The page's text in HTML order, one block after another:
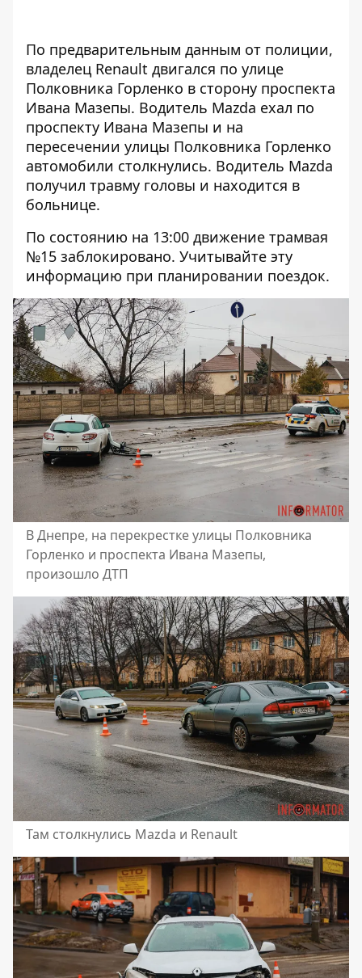
По предварительным данным от полиции,
владелец Renault двигался по улице
Полковника Горленко в сторону проспекта
Ивана Мазепы. Водитель Mazda ехал по
проспекту Ивана Мазепы и на
пересечении улицы Полковника Горленко
автомобили столкнулись. Водитель Mazda
получил травму головы и находится в
больнице.
По состоянию на 13:00 движение трамвая
№15 заблокировано. Учитывайте эту
информацию при планировании поездок.
В Днепре, на перекрестке улицы Полковника
Горленко и проспекта Ивана Мазепы,
произошло ДТП
Там столкнулись Mazda и Renault